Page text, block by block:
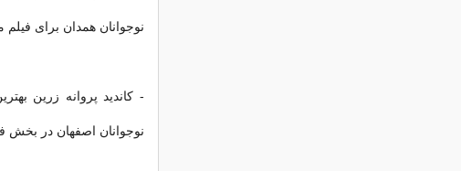
نوجوانان همدان برای فیلم
- کاندید پروانه زرین
نوجوانان اصفهان در بخش